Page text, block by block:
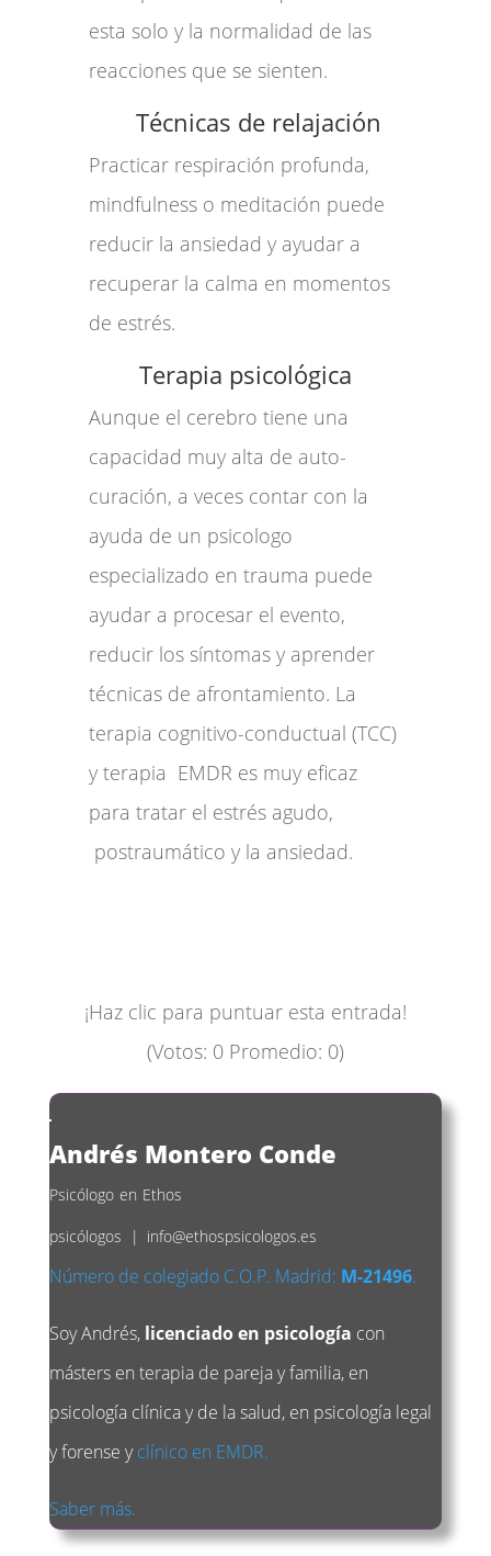
esta solo y la normalidad de las
reacciones que se sienten.
Técnicas de relajación
Practicar respiración profunda,
mindfulness o meditación puede
reducir la ansiedad y ayudar a
recuperar la calma en momentos
de estrés.
Terapia psicológica
Aunque el cerebro tiene una
capacidad muy alta de auto-
curación, a veces contar con la
ayuda de un psicologo
especializado en trauma puede
ayudar a procesar el evento,
reducir los síntomas y aprender
técnicas de afrontamiento. La
terapia cognitivo-conductual (TCC)
y terapia EMDR es muy eficaz
para tratar el estrés agudo,
postraumático y la ansiedad.
¡Haz clic para puntuar esta entrada!
(Votos: 0Promedio: 0)
Andrés Montero Conde
Psicólogo en Ethos
psicólogos
| info@ethospsicologos.es
Número de colegiado C.O.P. Madrid: M-21496.
Soy Andrés, licenciado en psicología con
másters en terapia de pareja y familia, en
psicología clínica y de la salud, en psicología legal
y forense yclínico en EMDR.
Saber más.